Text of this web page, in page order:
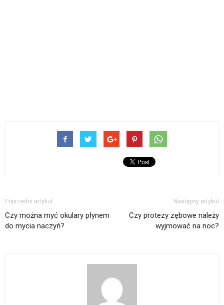
Poprzedni artykuł
Czy można myć okulary płynem
do mycia naczyń?
Następny artykuł
Czy protezy zębowe należy
wyjmować na noc?